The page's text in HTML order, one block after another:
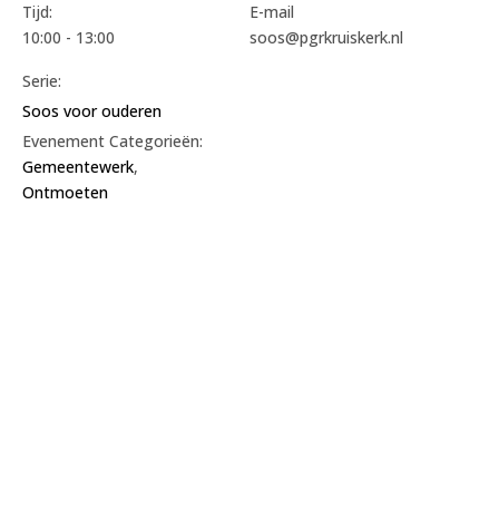
Tijd:
10:00 - 13:00
Serie:
Soos voor ouderen
Evenement Categorieën:
Gemeentewerk,
Ontmoeten
E-mail
soos@pgrkruiskerk.nl